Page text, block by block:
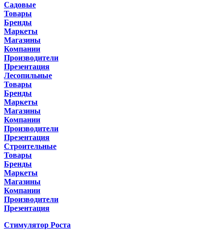
Садовые
Товары
Бренды
Маркеты
Магазины
Компании
Производители
Презентация
Лесопильные
Товары
Бренды
Маркеты
Магазины
Компании
Производители
Презентация
Строительные
Товары
Бренды
Маркеты
Магазины
Компании
Производители
Презентация
Стимулятор Роста